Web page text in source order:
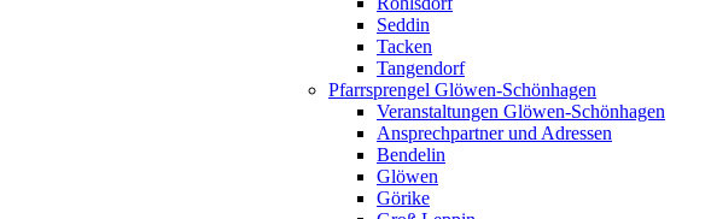
Seddin
Tacken
Tangendorf
Pfarrsprengel Glöwen-Schönhagen
Veranstaltungen Glöwen-Schönhagen
Ansprechpartner und Adressen
Bendelin
Glöwen
Görike